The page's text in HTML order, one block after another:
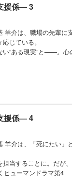
援係― 3
羊介は、職場の先輩に
じている。
い“ある現実”と――。心
援係― 4
羊介は、「死にたい」と
当することに。だが、
ューマンドラマ第4